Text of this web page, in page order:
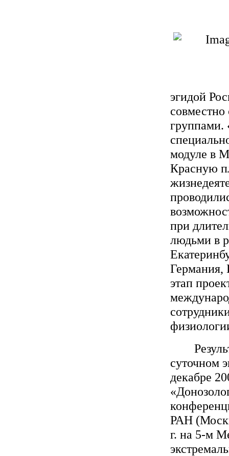
эгидой
группами.
модуле в
Красную
при
людьми в
Германия,
этап
суточном
декабре
РАН
г. на 5-м